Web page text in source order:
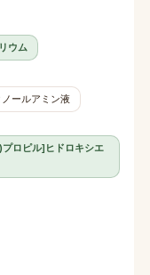
ウム
ールアミン液
ロピル]ヒドロキシエ